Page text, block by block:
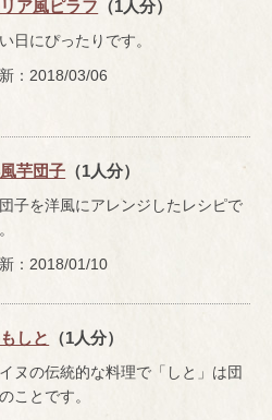
リア風ピラフ （1人分）
日にぴったりです。
：2018/03/06
芋団子 （1人分）
子を洋風にアレンジしたレシピで
：2018/01/10
しと （1人分）
ヌの伝統的な料理で「しと」は団
ことです。